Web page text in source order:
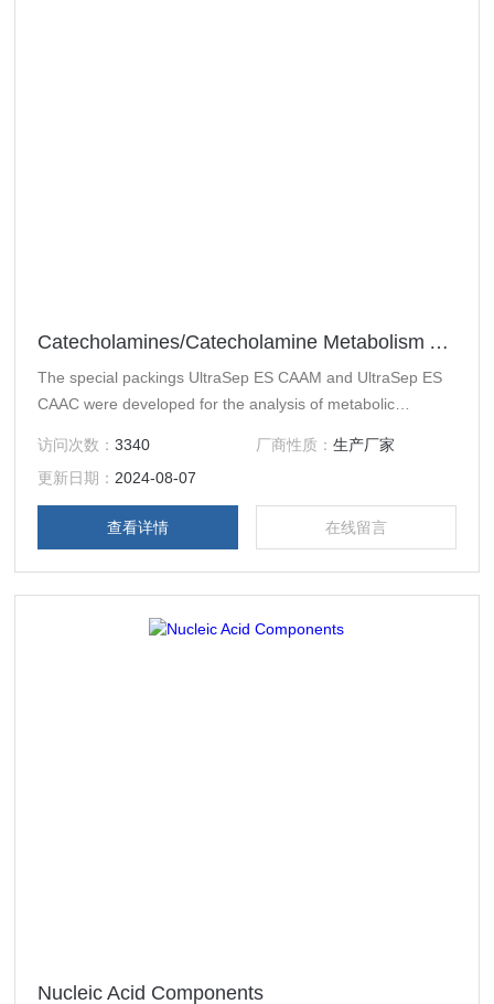
Catecholamines/Catecholamine Metabolism Acids
The special packings UltraSep ES CAAM and UltraSep ES
CAAC were developed for the analysis of metabolic
urine. Columns for normal as well as
访问次数：3340 厂商性质： 生产厂家
更新日期： 2024-08-07
查看详情 在线留言
Nucleic Acid Components